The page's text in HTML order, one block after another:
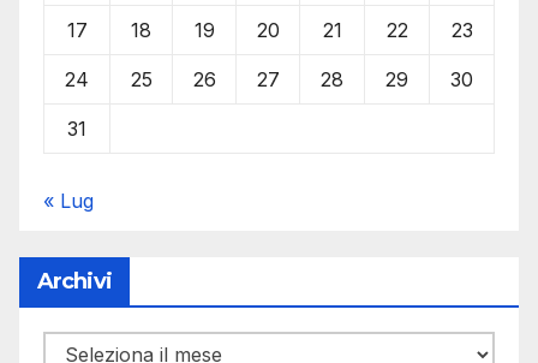
17 18 19 20 21 22 23
24 25 26 27 28 29 30
31
« Lug
Archivi
Archivi